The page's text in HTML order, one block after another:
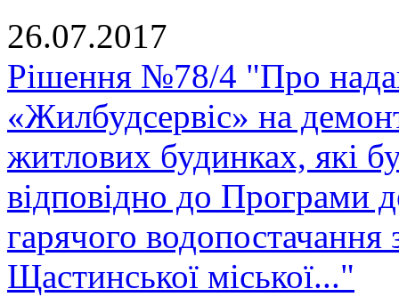
26.07.2017
Рішення №78/4 "Про
«Жилбудсервіс» на
житлових будинках, які
відповідно до Програми
гарячого
Щастинської міської..."